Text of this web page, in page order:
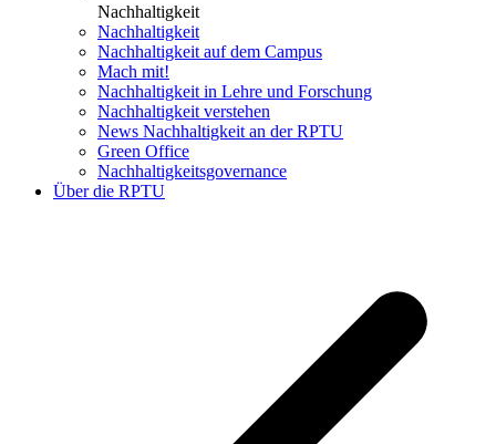
Nachhaltigkeit
Nachhaltigkeit
Nachhaltigkeit auf dem Campus
Mach mit!
Nachhaltigkeit in Lehre und Forschung
Nachhaltigkeit verstehen
News Nachhaltigkeit an der RPTU
Green Office
Nachhaltigkeitsgovernance
Über die RPTU